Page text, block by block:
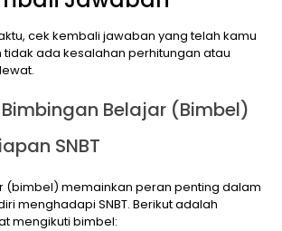
cek kembali jawaban yang telah kamu
tidak ada kesalahan perhitungan atau
Belajar (Bimbel)
SNBT
(bimbel) memainkan peran penting dalam
menghadapi SNBT. Berikut adalah
mengikuti bimbel: